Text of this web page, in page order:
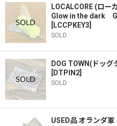
LOCALCORE (ロー
Glow in the dark
LCCPKEY3
SOLD
DOG TOWN(ドッ
DTPIN2
SOLD
USED品 オランダ